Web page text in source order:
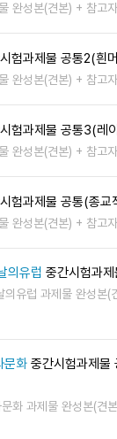
완성본(견본) + 참고
험과제물 공통2(흰
완성본(견본) + 참고
험과제물 공통3(레
완성본(견본) + 참고
험과제물 공통(종교
완성본(견본) + 참고
의유럽 중간시험과제
의유럽 과제물 완성본
문화 중간시험과제물
화 과제물 완성본(견